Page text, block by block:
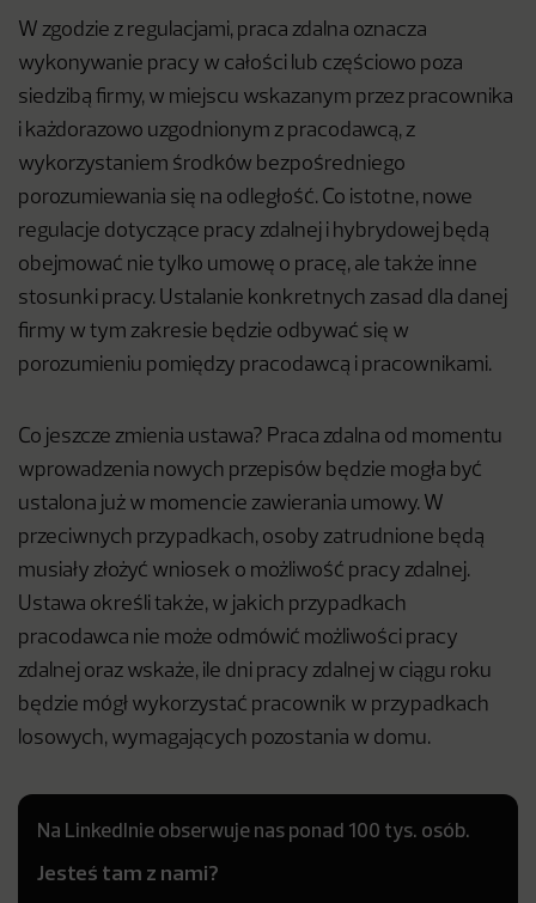
W zgodzie z regulacjami, praca zdalna oznacza
wykonywanie pracy w całości lub częściowo poza
siedzibą firmy, w miejscu wskazanym przez pracownika
i każdorazowo uzgodnionym z pracodawcą, z
wykorzystaniem środków bezpośredniego
porozumiewania się na odległość. Co istotne, nowe
regulacje dotyczące pracy zdalnej i hybrydowej będą
obejmować nie tylko umowę o pracę, ale także inne
stosunki pracy. Ustalanie konkretnych zasad dla danej
firmy w tym zakresie będzie odbywać się w
porozumieniu pomiędzy pracodawcą i pracownikami.
Co jeszcze zmienia ustawa? Praca zdalna od momentu
wprowadzenia nowych przepisów będzie mogła być
ustalona już w momencie zawierania umowy. W
przeciwnych przypadkach, osoby zatrudnione będą
musiały złożyć wniosek o możliwość pracy zdalnej.
Ustawa określi także, w jakich przypadkach
pracodawca nie może odmówić możliwości pracy
zdalnej oraz wskaże, ile dni pracy zdalnej w ciągu roku
będzie mógł wykorzystać pracownik w przypadkach
losowych, wymagających pozostania w domu.
Na LinkedInie obserwuje nas ponad 100 tys. osób.
Jesteś tam z nami?